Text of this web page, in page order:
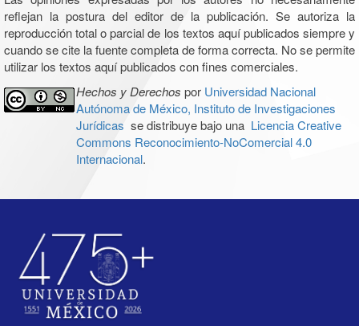
reflejan la postura del editor de la publicación. Se autoriza la
reproducción total o parcial de los textos aquí publicados siempre y
cuando se cite la fuente completa de forma correcta. No se permite
utilizar los textos aquí publicados con fines comerciales.
Hechos y Derechos por Universidad Nacional
Autónoma de México, Instituto de Investigaciones
Jurídicas se distribuye bajo una Licencia Creative
Commons Reconocimiento-NoComercial 4.0
Internacional.